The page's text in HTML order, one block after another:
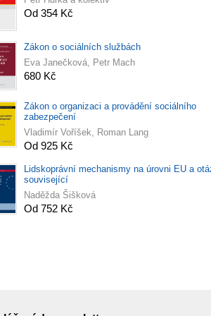
Od 354 Kč
Zákon o sociálních službách
Eva Janečková, Petr Mach
680 Kč
Zákon o organizaci a provádění sociálního
zabezpečení
Vladimír Voříšek, Roman Lang
Od 925 Kč
Lidskoprávní mechanismy na úrovni EU a
související
Naděžda Šišková
Od 752 Kč